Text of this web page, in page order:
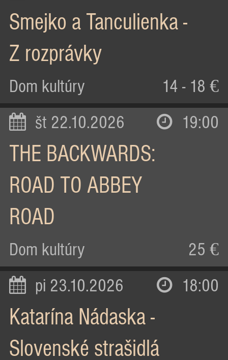
Smejko a Tanculienka -
Z rozprávky
Dom kultúry 14 - 18 €
št 22.10.2026 19:00
THE BACKWARDS:
ROAD TO ABBEY
ROAD
Dom kultúry 25 €
pi 23.10.2026 18:00
Katarína Nádaska -
Slovenské strašidlá